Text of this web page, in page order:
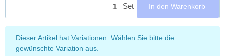
Set In den Warenkorb
x
Dieser Artikel hat Variationen. Wählen Sie bitte die
gewünschte Variation aus.